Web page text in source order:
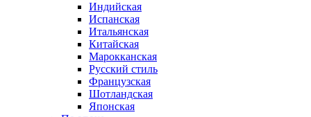
Индийская
Испанская
Итальянская
Китайская
Марокканская
Русский стиль
Французская
Шотландская
Японская